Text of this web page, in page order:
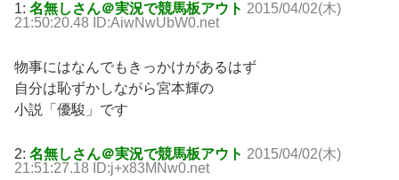
1: 名無しさん＠実況で競馬板アウト 2015/04/02(木)
21:50:20.48 ID:AiwNwUbW0.net
物事にはなんでもきっかけがあるはず
自分は恥ずかしながら宮本輝の
小説「優駿」です
2: 名無しさん＠実況で競馬板アウト 2015/04/02(木)
21:51:27.18 ID:j+x83MNw0.net